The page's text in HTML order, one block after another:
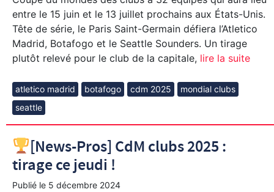
entre le 15 juin et le 13 juillet prochains aux États-Unis.
Tête de série, le Paris Saint-Germain défiera l’Atletico
Madrid, Botafogo et le Seattle Sounders. Un tirage
plutôt relevé pour le club de la capitale, lire la suite
atletico madrid botafogo cdm 2025
mondial clubs
seattle
[News-Pros] CdM clubs 2025 :
tirage ce jeudi !
Publié le 5 décembre 2024